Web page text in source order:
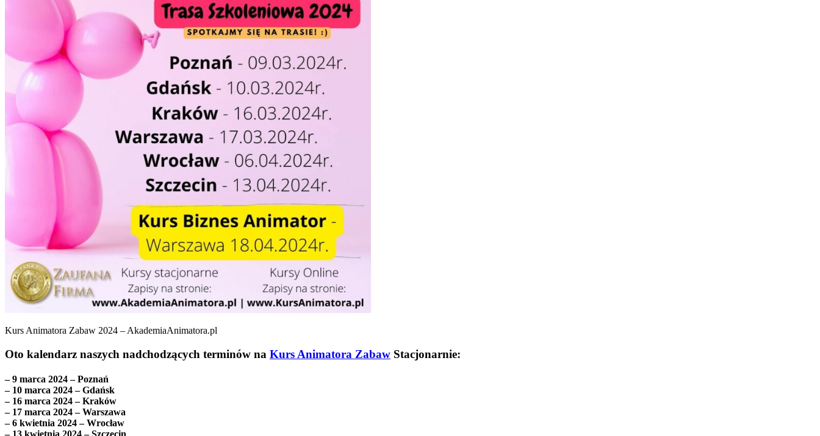
Kurs Animatora Zabaw 2024 – AkademiaAnimatora.pl
Oto kalendarz naszych nadchodzących terminów na Kurs Animatora Zabaw Stacjonarnie:
– 9 marca 2024 – Poznań
– 10 marca 2024 – Gdańsk
– 16 marca 2024 – Kraków
– 17 marca 2024 – Warszawa
– 6 kwietnia 2024 – Wrocław